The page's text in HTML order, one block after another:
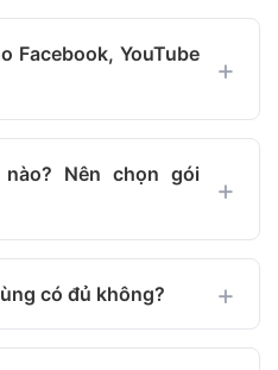
Facebook, YouTube
Nên chọn gói
có đủ không?